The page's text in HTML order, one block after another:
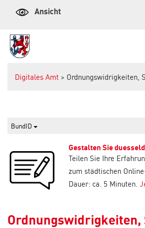
Ansicht
Digitales Amt > Ordnungswidrigkeiten,
BundID
Gestalten Sie
Teilen Sie Ihre
zum städtischen
Dauer: ca. 5 Minuten.